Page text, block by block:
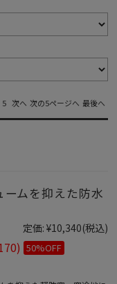
5 次へ 次の5ページへ 最後へ
ムを抑えた防水
定価: ¥10,340(税込)
50%OFF